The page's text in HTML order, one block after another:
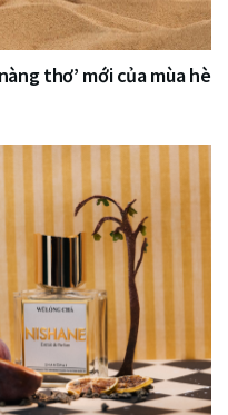
thơ’ mới của mùa hè